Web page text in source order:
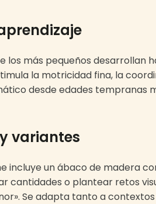
los más pequeños desarrollan
la motricidad fina, la
desde edades tempranas
variantes
incluye un ábaco de madera
cantidades o plantear retos
Se adapta tanto a